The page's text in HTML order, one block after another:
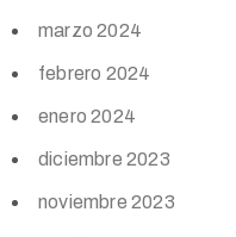
marzo 2024
febrero 2024
enero 2024
diciembre 2023
noviembre 2023